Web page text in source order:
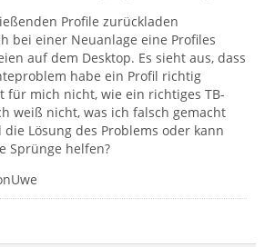
Profile zurückladen
bei einer Neuanlage eine Profiles
auf dem Desktop. Es sieht aus, dass
habe ein Profil richtig
für mich nicht, wie ein richtiges TB-
weiß nicht, was ich falsch gemacht
Lösung des Problems oder kann
Sprünge helfen?